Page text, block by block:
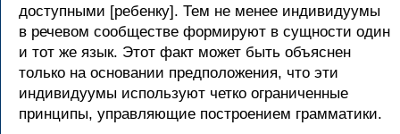
доступными [ребенку]. Тем не менее индивидуумы
в речевом сообществе формируют в сущности один
и тот же язык. Этот факт может быть объяснен
только на основании предположения, что эти
индивидуумы используют четко ограниченные
принципы, управляющие построением грамматики.